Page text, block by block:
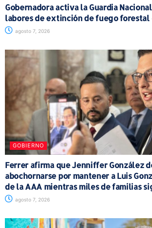
Gobernadora activa la Guardia
labores de extinción de fuego forestal
agosto 7, 2026
GOBIERNO
Ferrer afirma que Jenniffer González
abochornarse por mantener a Luis
de la AAA mientras miles de familias
agosto 7, 2026